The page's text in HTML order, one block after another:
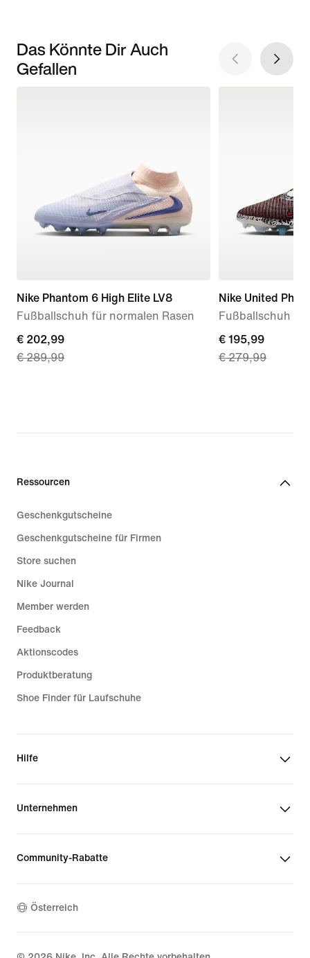
Das Könnte Dir Auch
Gefallen
Nike Phantom 6 High Elite LV8
Fußballschuh für normalen Rasen
current
price
€ 289,99
€ 202,99
€ 289,99
Nike United
Fußballschuh
current
price
€ 279,99
€ 195,99
€ 279,99
Ressourcen
Geschenkgutscheine
Geschenkgutscheine für Firmen
Store suchen
Nike Journal
Member werden
Feedback
Aktionscodes
Produktberatung
Shoe Finder für Laufschuhe
Hilfe
Unternehmen
Community-Rabatte
Österreich